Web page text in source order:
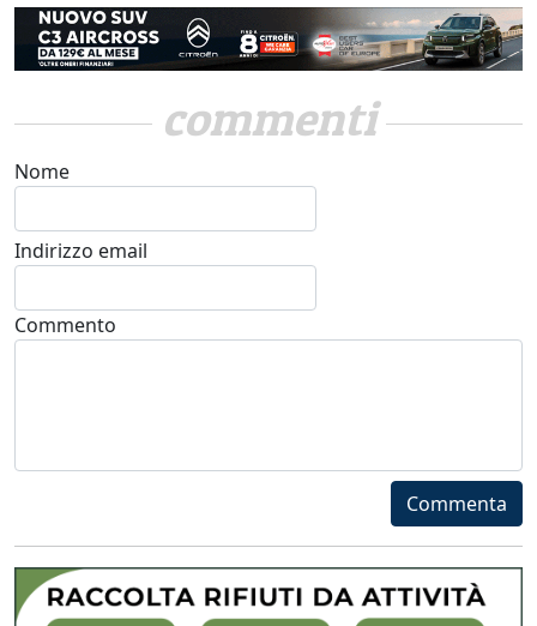
commenti
Nome
Indirizzo email
Commento
Commenta